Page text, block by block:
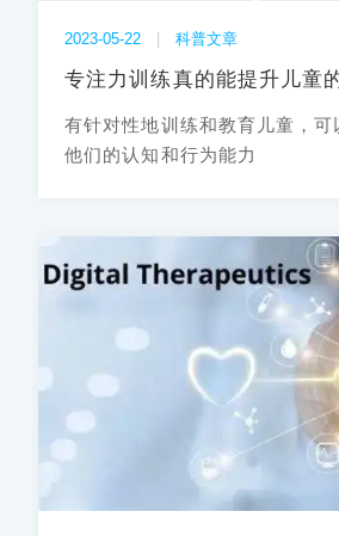
2023-05-22 | 科普文章
专注力训练真的能提升儿童
有针对性地训练和教育儿童，可
他们的认知和行为能力